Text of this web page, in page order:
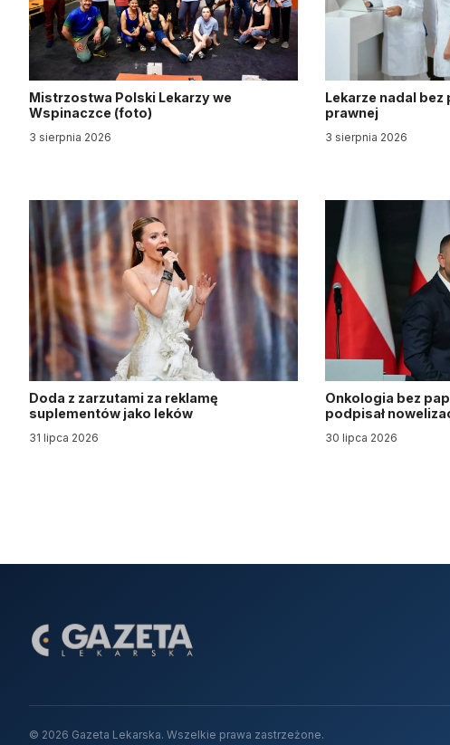
Mistrzostwa Polski Lekarzy we
Wspinaczce (foto)
3 sierpnia 2026
Lekarze nadal bez
prawnej
3 sierpnia 2026
Doda z zarzutami za reklamę
suplementów jako leków
31 lipca 2026
Onkologia bez
podpisał
30 lipca 2026
© 2026 Gazeta Lekarska. Wszelkie prawa zastrzeżone.